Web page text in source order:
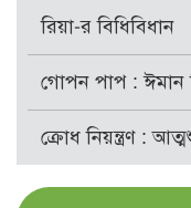
রিয়া-র বিধিবিধান
গোপন পাপ : ঈমান
ক্রোধ নিয়ন্ত্রণ :